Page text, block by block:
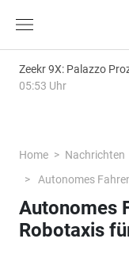
Zeekr 9X: Palazzo
05:53 Uhr
Home Nachrichten
Autonomes
Autonomes
Robotaxis